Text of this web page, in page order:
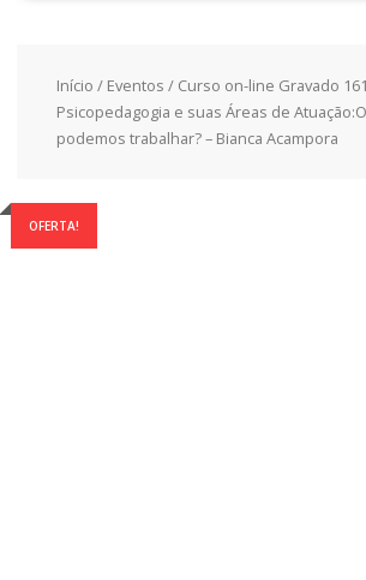
Início / Eventos / Curso on-line Gravado
Psicopedagogia e suas Áreas de
podemos trabalhar? – Bianca Acampora
OFERTA!